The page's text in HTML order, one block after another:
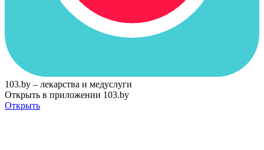
103.by – лекарства и медуслуги
Открыть в приложении 103.by
Открыть